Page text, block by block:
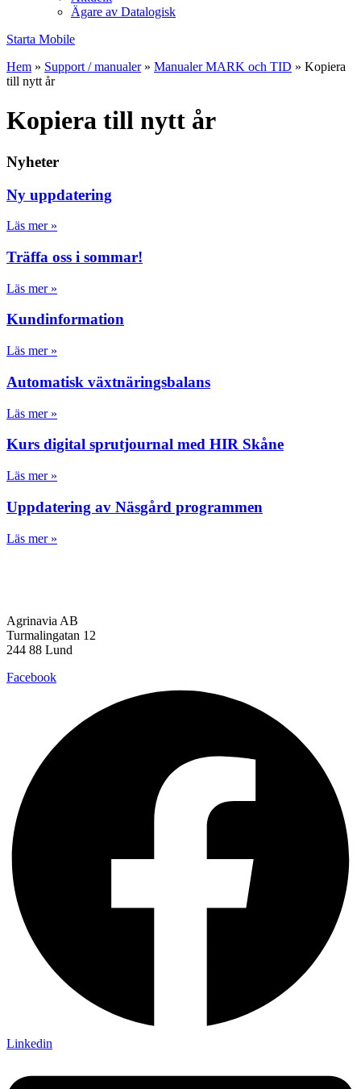
Ägare av Datalogisk
Starta Mobile
Hem » Support / manualer» Manualer MARK och TID » Kopiera
till nytt år
Kopiera till nytt år
Nyheter
Ny uppdatering
Läs mer »
Träffa oss i sommar!
Läs mer »
Kundinformation
Läs mer »
Automatisk växtnäringsbalans
Läs mer »
Kurs digital sprutjournal med HIR Skåne
Läs mer »
Uppdatering av Näsgård programmen
Läs mer »
Agrinavia AB
Turmalingatan 12
244 88 Lund
Facebook
Linkedin